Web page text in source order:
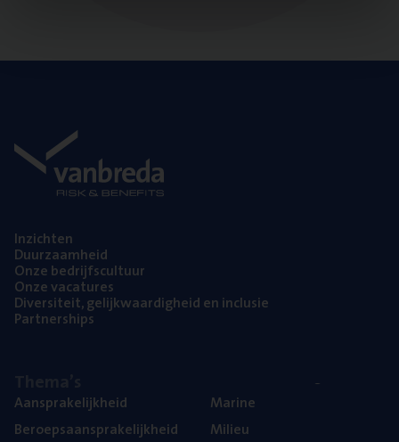
Inzich­ten
Duur­zaam­heid
Onze bedrijfs­cul­tuur
Onze vaca­tu­res
Diver­si­teit, gelijk­waar­dig­heid en inclusie
Part­ner­ships
Aan­spra­ke­lijk­heid
Beroeps­aan­spra­ke­lijk­heid
Mari­ne
Mili­eu